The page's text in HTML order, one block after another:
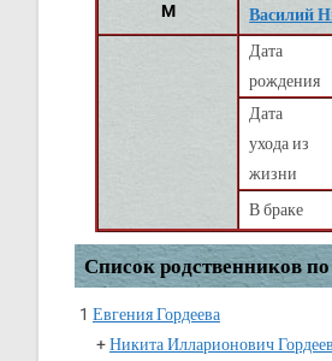
M
Василий
Дата
рождения
Дата
ухода из
жизни
В браке
Список родственников
1 Евгения Гордеева
+Никита Илларионович Гордеев